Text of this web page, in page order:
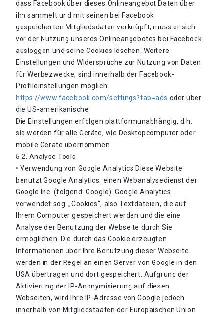
dass Facebook über dieses Onlineangebot Daten über
ihn sammelt und mit seinen bei Facebook
gespeicherten Mitgliedsdaten verknüpft, muss er sich
vor der Nutzung unseres Onlineangebotes bei Facebook
ausloggen und seine Cookies löschen. Weitere
Einstellungen und Widersprüche zur Nutzung von Daten
für Werbezwecke, sind innerhalb der Facebook-
Profileinstellungen möglich:
https://www.facebook.com/settings?tab=ads oder über
die US-amerikanische.
Die Einstellungen erfolgen plattformunabhängig, d.h.
sie werden für alle Geräte, wie Desktopcomputer oder
mobile Geräte übernommen.
5.2. Analyse Tools
• Verwendung von Google Analytics Diese Website
benutzt Google Analytics, einen Webanalysedienst der
Google Inc. (folgend: Google). Google Analytics
verwendet sog. „Cookies“, also Textdateien, die auf
Ihrem Computer gespeichert werden und die eine
Analyse der Benutzung der Webseite durch Sie
ermöglichen. Die durch das Cookie erzeugten
Informationen über Ihre Benutzung dieser Webseite
werden in der Regel an einen Server von Google in den
USA übertragen und dort gespeichert. Aufgrund der
Aktivierung der IP-Anonymisierung auf diesen
Webseiten, wird Ihre IP-Adresse von Google jedoch
innerhalb von Mitgliedstaaten der Europäischen Union